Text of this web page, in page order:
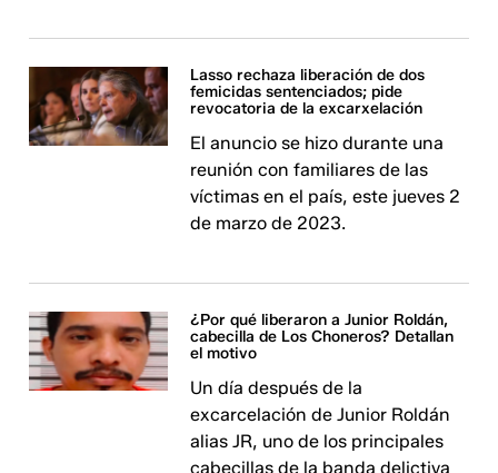
Lasso rechaza liberación de dos
femicidas sentenciados; pide
revocatoria de la excarxelación
El anuncio se hizo durante una
reunión con familiares de las
víctimas en el país, este jueves 2
de marzo de 2023.
¿Por qué liberaron a Junior Roldán,
cabecilla de Los Choneros? Detallan
el motivo
Un día después de la
excarcelación de Junior Roldán
alias JR, uno de los principales
cabecillas de la banda delictiva